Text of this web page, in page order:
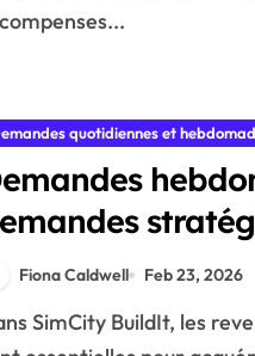
quotidiennes et
récompenses de
des
Fiona Caldwell Feb 23, 2026